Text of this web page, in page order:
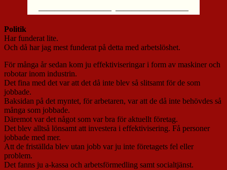
————————— —————————
Politik
Har funderat lite.
Och då har jag mest funderat på detta med arbetslöshet.
För många år sedan kom ju effektiviseringar i form av maskiner och
robotar inom industrin.
Det fina med det var att det då inte blev så slitsamt för de som
jobbade.
Baksidan på det myntet, för arbetaren, var att de då inte behövdes så
många som jobbade.
Däremot var det något som var bra för aktuellt företag.
Det blev alltså lönsamt att investera i effektivisering. Få personer
jobbade med mer.
Att de friställda blev utan jobb var ju inte företagets fel eller
problem.
Det fanns ju a-kassa och arbetsförmedling samt socialtjänst.